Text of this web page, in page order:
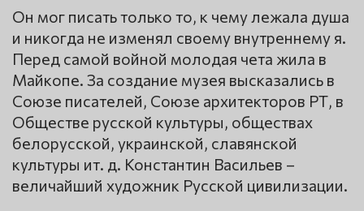
Он мог писать только то, к чему лежала душа
и никогда не изменял своему внутреннему я.
Перед самой войной молодая чета жила в
Майкопе. За создание музея высказались в
Союзе писателей, Союзе архитекторов РТ, в
Обществе русской культуры, обществах
белорусской, украинской, славянской
культуры ит. д. Константин Васильев –
величайший художник Русской цивилизации.